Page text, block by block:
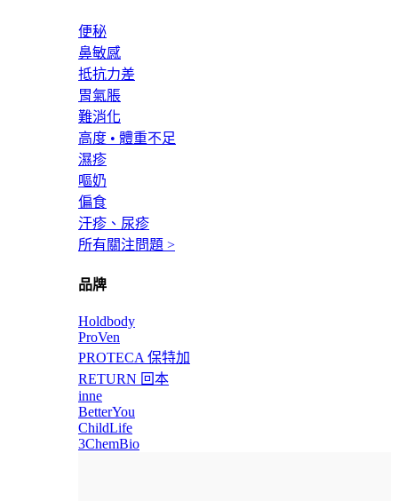
便秘
鼻敏感
抵抗力差
胃氣脹
難消化
高度 • 體重不足
濕疹
嘔奶
偏食
汗疹、尿疹
所有關注問題 >
品牌
Holdbody
ProVen
PROTECA 保特加
RETURN 回本
inne
BetterYou
ChildLife
3ChemBio